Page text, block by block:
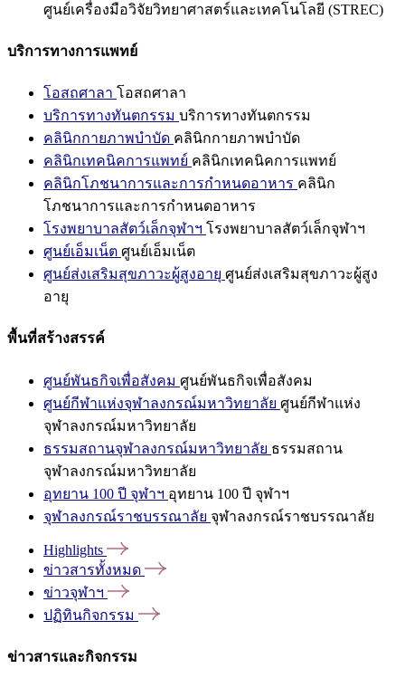
ศูนย์เครื่องมือวิจัยวิทยาศาสตร์และเทคโนโลยี (STREC)
บริการทางการแพทย์
โอสถศาลา โอสถศาลา
บริการทางทันตกรรม บริการทางทันตกรรม
คลินิกกายภาพบำบัด คลินิกกายภาพบำบัด
คลินิกเทคนิคการแพทย์ คลินิกเทคนิคการแพทย์
คลินิกโภชนาการและการกำหนดอาหาร คลินิก
โภชนาการและการกำหนดอาหาร
โรงพยาบาลสัตว์เล็กจุฬาฯ โรงพยาบาลสัตว์เล็กจุฬาฯ
ศูนย์เอ็มเน็ต ศูนย์เอ็มเน็ต
ศูนย์ส่งเสริมสุขภาวะผู้สูงอายุ ศูนย์ส่งเสริมสุขภาวะผู้สูง
อายุ
พื้นที่สร้างสรรค์
ศูนย์พันธกิจเพื่อสังคม ศูนย์พันธกิจเพื่อสังคม
ศูนย์กีฬาแห่งจุฬาลงกรณ์มหาวิทยาลัย ศูนย์กีฬาแห่ง
จุฬาลงกรณ์มหาวิทยาลัย
ธรรมสถานจุฬาลงกรณ์มหาวิทยาลัย ธรรมสถาน
จุฬาลงกรณ์มหาวิทยาลัย
อุทยาน 100 ปี จุฬาฯ อุทยาน 100 ปี จุฬาฯ
จุฬาลงกรณ์ราชบรรณาลัย จุฬาลงกรณ์ราชบรรณาลัย
Highlights
ข่าวสารทั้งหมด
ข่าวจุฬาฯ
ปฏิทินกิจกรรม
ข่าวสารและกิจกรรม